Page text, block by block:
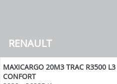
RENAULT
MAXICARGO 20M3 TRAC R3500
CONFORT